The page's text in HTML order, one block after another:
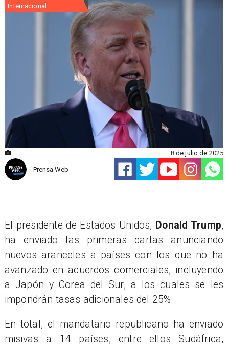
Internacional
Prensa Web
8 de julio de 2025
El presidente de Estados Unidos, Donald Trump,
ha enviado las primeras cartas anunciando
nuevos aranceles a países con los que no ha
avanzado en acuerdos comerciales, incluyendo
a Japón y Corea del Sur, a los cuales se les
impondrán tasas adicionales del 25%.
En total, el mandatario republicano ha enviado
misivas a 14 países, entre ellos Sudáfrica,